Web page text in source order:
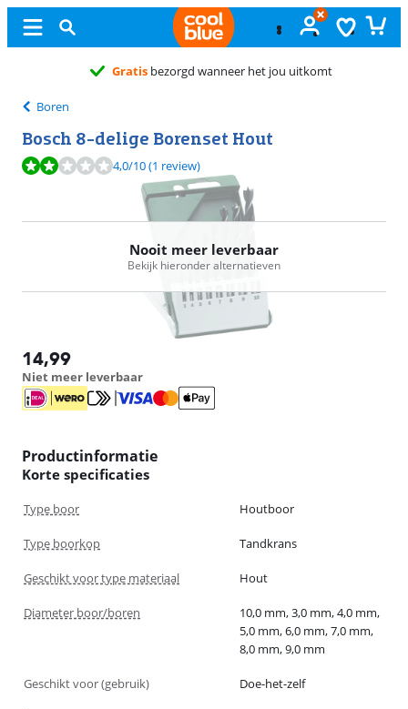
Gratis bezorgd wanneer het jou uitkomt
Boren
Bosch 8-delige Borenset Hout
Beoordeling is 4,0 van de 10, gebaseerd op 1 review.
4,0/10(1 review)
Nooit meer leverbaar
Bekijk hieronder alternatieven
14,99
Niet meer leverbaar
Productinformatie
Korte specificaties
Type boor Houtboor
Type boorkop Tandkrans
Geschikt voor type materiaal Hout
Diameter boor/boren
10,0 mm, 3,0 mm, 4,0 mm,
5,0 mm, 6,0 mm, 7,0 mm,
8,0 mm, 9,0 mm
Geschikt voor (gebruik) Doe-het-zelf